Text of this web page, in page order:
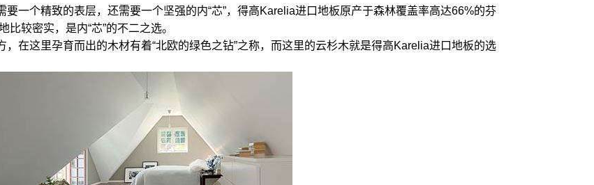
一个精致的表层，还需要一个坚强的内“芯”，得高Karelia进口地板原产于森林覆盖率高达66%的芬
较密实，是内“芯”的不二之选。
在这里孕育而出的木材有着“北欧的绿色之钻”之称，而这里的云杉木就是得高Karelia进口地板的选